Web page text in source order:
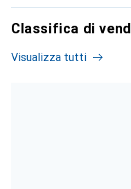
Classifica di
Visualizza tutti